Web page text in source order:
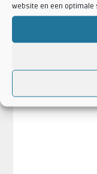
website en een optimale
‘Niet